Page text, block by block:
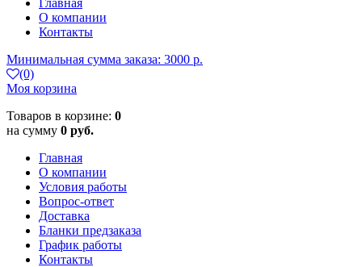
Главная
О компании
Контакты
Минимальная сумма заказа: 3000 р.
(0)
Моя корзина
Товаров в корзине: 0
на сумму 0 руб.
Главная
О компании
Условия работы
Вопрос-ответ
Доставка
Бланки предзаказа
График работы
Контакты